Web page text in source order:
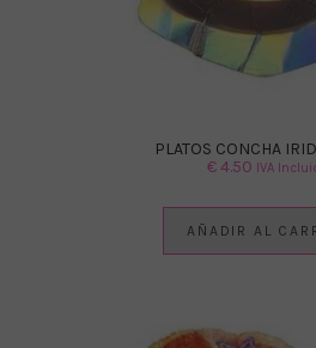
PLATOS CONCHA
€4.50 IVA
AÑADIR AL